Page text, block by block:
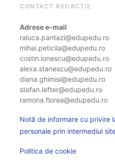
CONTACT REDACȚIE
Adrese e-mail
raluca.pantazi@edupedu.ro
mihai.peticila@edupedu.ro
costin.ionescu@edupedu.ro
alexa.stanescu@edupedu.ro
diana.ghimisi@edupedu.ro
stefan.lefter@edupedu.ro
ramona.florea@edupedu.ro
Notă de informare cu privire
personale prin intermediul
Politica de cookie